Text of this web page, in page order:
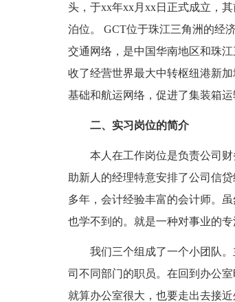
头，于xx年xx月xx日正式成立，
泊位。 GCT位于珠江三角洲的经
交通网络，是中国华南地区和珠
收了经营世界最大中转枢纽港新
基础和航运网络，促进了集装箱运
二、实习岗位的简介
本人在工作岗位是负责公司财
助新人的经理特意安排了公司信
多年，会计经验丰富的会计师。
也学不到的。就是一种对事业的专
我们三个组成了一个小团队。
司不同部门的职员。在回到办公
就算办公室很大，也要走出去接